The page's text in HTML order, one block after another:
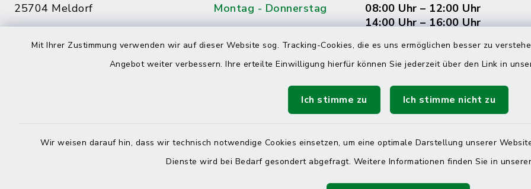
Mit Ihrer Zustimmung verwenden wir auf dieser Website sog. Tracking-Cookies, die es uns ermöglichen besser zu
Angebot weiter verbessern. Ihre erteilte Einwilligung hierfür können Sie jederzeit über den Link in
Ich stimme zu Ich stimme nicht zu
Wir weisen darauf hin, dass wir technisch notwendige Cookies einsetzen, um eine optimale Darstellung unserer
Dienste wird bei Bedarf gesondert abgefragt. Weitere Informationen finden Sie in
25704 Meldorf
04832 6065-215
Montag - Donnerstag
08:00 Uhr – 12:00 Uhr
14:00 Uhr – 16:00 Uhr
Freitag
08:00 Uhr – 12:00 Uhr
Online-Terminvereinbarung
Haben Sie ein dringendes Anliegen, finden aber online
keinen zeitnahen Termin? Rufen Sie uns gerne unter der
Telefonnummer 04832 6065 0 an!